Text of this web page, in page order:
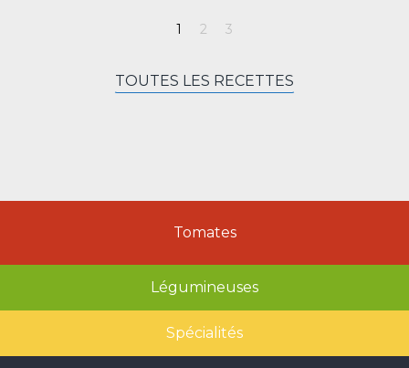
TOUTES LES RECETTES
Tomates
Légumineuses
Spécialités